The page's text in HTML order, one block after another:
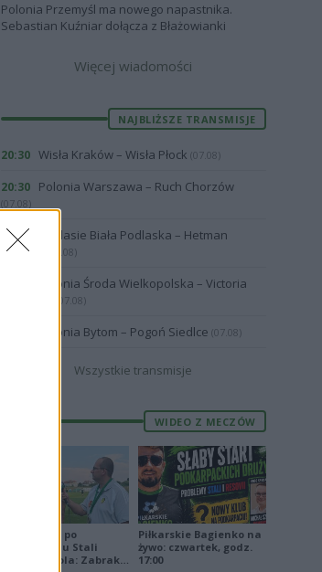
Polonia Przemyśl ma nowego napastnika.
Sebastian Kuźniar dołącza z Błażowianki
Więcej wiadomości
NAJBLIŻSZE TRANSMISJE
20:30 Wisła Kraków – Wisła Płock (07.08)
20:30 Polonia Warszawa – Ruch Chorzów
(07.08)
19:57
Podlasie Biała Podlaska – Hetman
Zamość
(07.08)
Polonia Środa Wielkopolska – Victoria
(07.08)
Polonia Bytom – Pogoń Siedlce (07.08)
Wszystkie transmisje
WIDEO Z MECZÓW
Jakub Jeleń po
odpadnięciu Stali
Stalowa Wola: Zabrakło
Piłkarskie Bagienko na
żywo: czwartek, godz.
17:00